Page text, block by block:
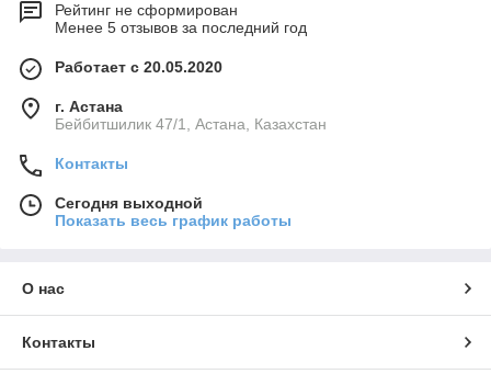
Рейтинг не сформирован
Менее 5 отзывов за последний год
Работает с 20.05.2020
г. Астана
Бейбитшилик 47/1, Астана, Казахстан
Контакты
Сегодня выходной
Показать весь график работы
О нас
Контакты